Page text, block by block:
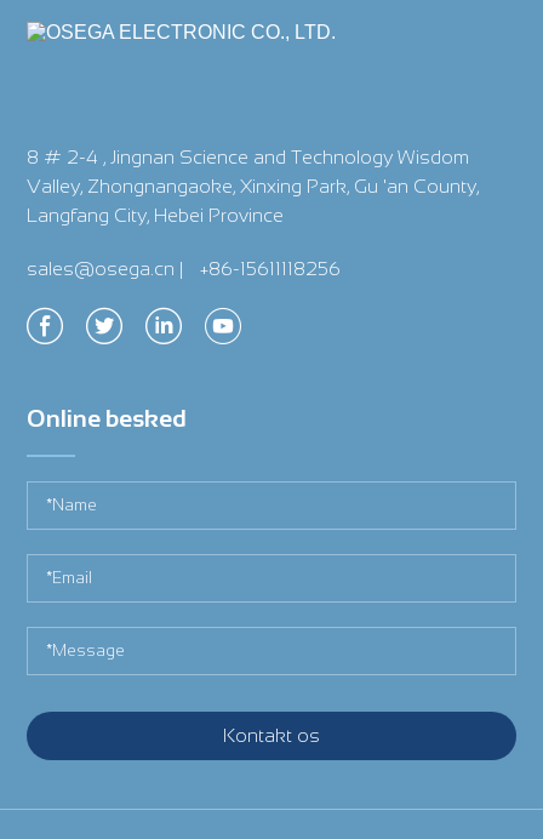
8 # 2-4 , Jingnan Science and Technology Wisdom
Valley, Zhongnangaoke, Xinxing Park, Gu 'an County,
Langfang City, Hebei Province
sales@osega.cn | +86-15611118256
Online besked
Kontakt os